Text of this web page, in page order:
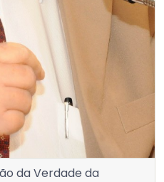
da Verdade da